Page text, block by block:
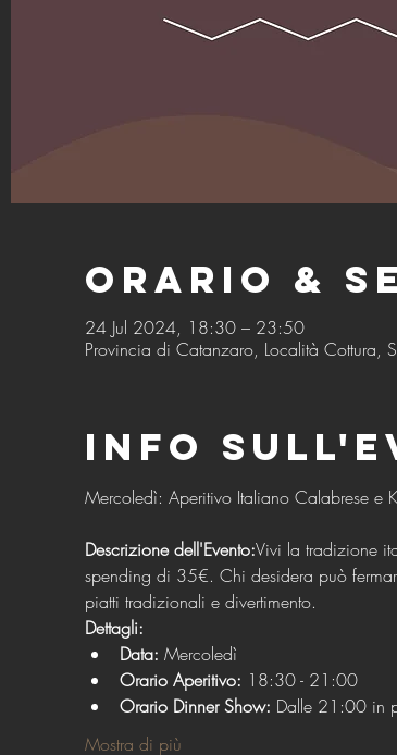
Orario &
24 Jul 2024, 18:30 – 23:50
Provincia di Catanzaro, Località
Info
Descrizione dell'Evento:Vivi la tradizione
spending di 35€. Chi desidera può
piatti tradizionali e divertimento.
Dettagli:
Data: Mercoledì
Orario Aperitivo: 18:30 - 21:00
Orario Dinner Show: Dalle 21:00 in
Mostra di più